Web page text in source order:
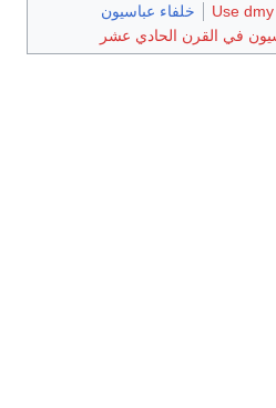
Use
خلفاء عباسيون
في القرن الحادي عشر